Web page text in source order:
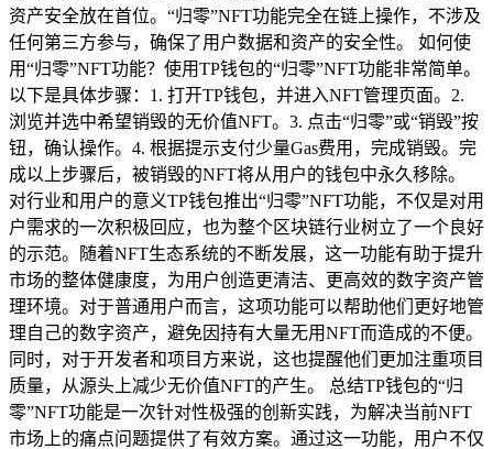
资产安全放在首位。“归零”NFT功能完全在链上操作，不涉及
任何第三方参与，确保了用户数据和资产的安全性。 如何使
用“归零”NFT功能？使用TP钱包的“归零”NFT功能非常简单。
以下是具体步骤：1. 打开TP钱包，并进入NFT管理页面。2.
浏览并选中希望销毁的无价值NFT。3. 点击“归零”或“销毁”按
钮，确认操作。4. 根据提示支付少量Gas费用，完成销毁。完
成以上步骤后，被销毁的NFT将从用户的钱包中永久移除。
对行业和用户的意义TP钱包推出“归零”NFT功能，不仅是对用
户需求的一次积极回应，也为整个区块链行业树立了一个良好
的示范。随着NFT生态系统的不断发展，这一功能有助于提升
市场的整体健康度，为用户创造更清洁、更高效的数字资产管
理环境。对于普通用户而言，这项功能可以帮助他们更好地管
理自己的数字资产，避免因持有大量无用NFT而造成的不便。
同时，对于开发者和项目方来说，这也提醒他们更加注重项目
质量，从源头上减少无价值NFT的产生。 总结TP钱包的“归
零”NFT功能是一次针对性极强的创新实践，为解决当前NFT
市场上的痛点问题提供了有效方案。通过这一功能，用户不仅